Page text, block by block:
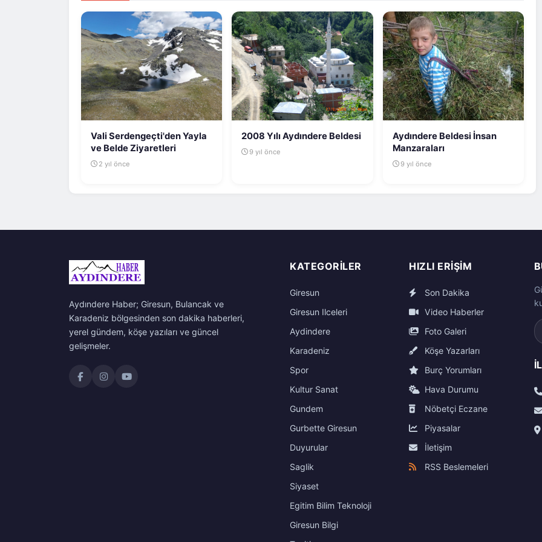
Vali Serdengeçti'den Yayla
ve Belde Ziyaretleri
2 yıl önce
2008 Yılı Aydındere Beldesi
9 yıl önce
Aydındere Beldesi İnsan
Manzaraları
9 yıl önce
Aydındere Haber; Giresun, Bulancak ve
Karadeniz bölgesinden son dakika haberleri,
yerel gündem, köşe yazıları ve güncel
gelişmeler.
KATEGORILER
Giresun
Giresun Ilceleri
Aydindere
Karadeniz
Spor
Kultur Sanat
Gundem
Gurbette Giresun
Duyurular
Saglik
Siyaset
Egitim Bilim Teknoloji
Giresun Bilgi
HIZLI ERIŞIM
Son Dakika
Video Haberler
Foto Galeri
Köşe Yazarları
Burç Yorumları
Hava Durumu
Nöbetçi Eczane
Piyasalar
İletişim
RSS Beslemeleri